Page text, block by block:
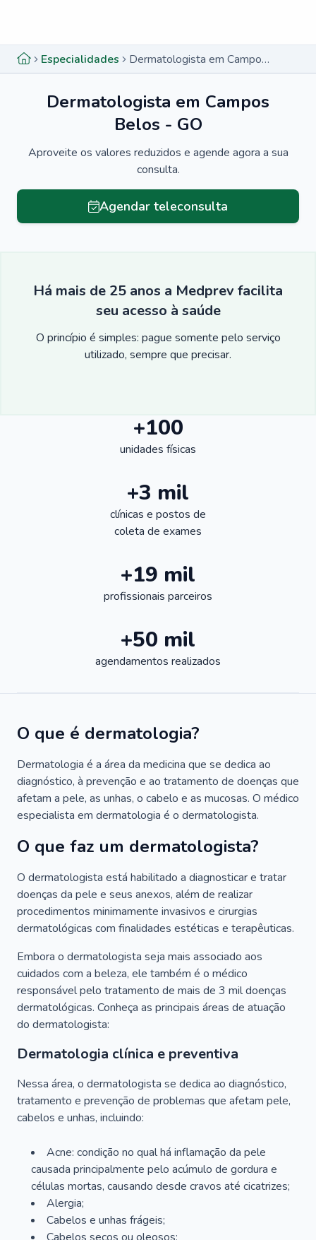
Especialidades Dermatologista em Campos Belos - GO
Dermatologista em Campos
Belos - GO
Aproveite os valores reduzidos e agende agora a sua
consulta.
Agendar teleconsulta
Há mais de 25 anos a Medprev facilita
seu acesso à saúde
O princípio é simples: pague somente pelo serviço
utilizado, sempre que precisar.
+100
unidades físicas
+3 mil
clínicas e postos de
coleta de exames
+19 mil
profissionais parceiros
+50 mil
agendamentos realizados
O que é dermatologia?
Dermatologia é a área da medicina que se dedica ao
diagnóstico, à prevenção e ao tratamento de doenças que
afetam a pele, as unhas, o cabelo e as mucosas. O médico
especialista em dermatologia é o dermatologista.
O que faz um dermatologista?
O dermatologista está habilitado a diagnosticar e tratar
doenças da pele e seus anexos, além de realizar
procedimentos minimamente invasivos e cirurgias
dermatológicas com finalidades estéticas e terapêuticas.
Embora o dermatologista seja mais associado aos
cuidados com a beleza, ele também é o médico
responsável pelo tratamento de mais de 3 mil doenças
dermatológicas. Conheça as principais áreas de atuação
do dermatologista:
Dermatologia clínica e preventiva
Nessa área, o dermatologista se dedica ao diagnóstico,
tratamento e prevenção de problemas que afetam pele,
cabelos e unhas, incluindo:
Acne: condição no qual há inflamação da pele
causada principalmente pelo acúmulo de gordura e
células mortas, causando desde cravos até cicatrizes;
Alergia;
Cabelos e unhas frágeis;